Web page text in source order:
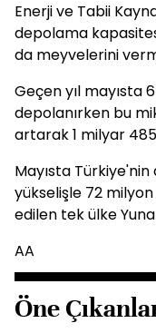
Enerji ve Tabii
depolama
da meyvelerini
Geçen yıl
depolanırken bu
artarak 1 milyar
Mayısta
yükselişle 72
edilen tek ülke
AA
Öne